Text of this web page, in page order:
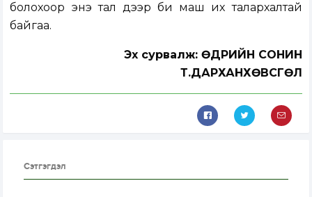
болохоор энэ тал дээр би маш их талархалтай
байгаа.
Эх сурвалж: ӨДРИЙН СОНИН
Т.ДАРХАНХӨВСГӨЛ
Сэтгэгдэл